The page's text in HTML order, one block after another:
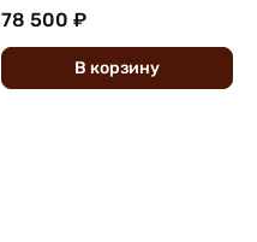
78 500 ₽
В корзину